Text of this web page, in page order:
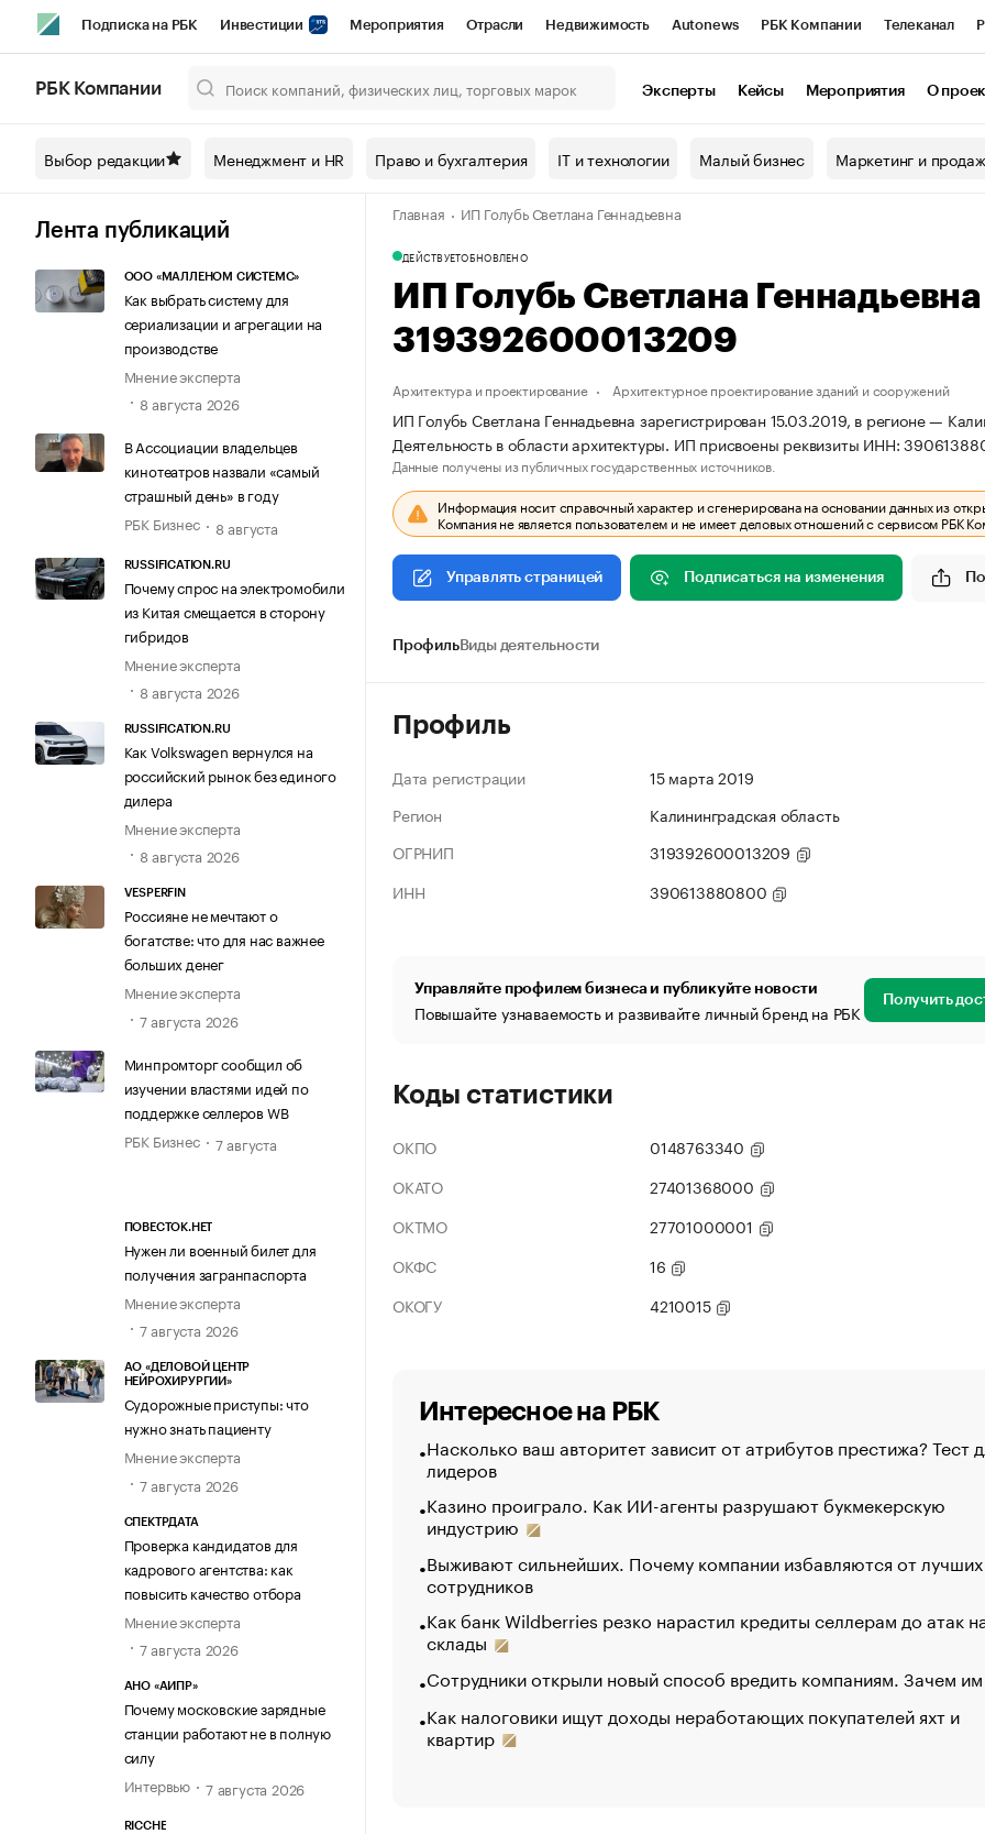
Подписка на РБК Инвестиции Мероприятия Отрасли Недвижимость Autonews РБК Компании Телеканал
Спецпроекты СПб Конференции СПб Спецпроекты Проверка контрагентов
Технологии и медиа Рынок наличной валюты
РБК Компании Эксперты Кейсы Мероприятия О
Выбор редакции Менеджмент и HR Право и бухгалтерия IT и технологии Малый бизнес Маркетинг и
Лента публикаций
ООО «МАЛЛЕНОМ СИСТЕМС»
Как выбрать систему для
сериализации и агрегации на
производстве
Мнение эксперта
8 августа 2026
В Ассоциации владельцев
кинотеатров назвали «самый
страшный день» в году
РБК Бизнес
8 августа
RUSSIFICATION.RU
Почему спрос на электромобили
из Китая смещается в сторону
гибридов
Мнение эксперта
8 августа 2026
RUSSIFICATION.RU
Как Volkswagen вернулся на
российский рынок без единого
дилера
Мнение эксперта
8 августа 2026
VESPERFIN
Россияне не мечтают о
богатстве: что для нас важнее
больших денег
Мнение эксперта
7 августа 2026
Минпромторг сообщил об
изучении властями идей по
поддержке селлеров WB
РБК Бизнес
7 августа
ПОВЕСТОК.НЕТ
Нужен ли военный билет для
получения загранпаспорта
Мнение эксперта
7 августа 2026
АО «ДЕЛОВОЙ ЦЕНТР
НЕЙРОХИРУРГИИ»
Судорожные приступы: что
нужно знать пациенту
Мнение эксперта
7 августа 2026
СПЕКТРДАТА
Проверка кандидатов для
кадрового агентства: как
повысить качество отбора
Мнение эксперта
7 августа 2026
АНО «АИПР»
Почему московские зарядные
станции работают не в полную
силу
Интервью
7 августа 2026
RICCHE
Главная ИП Голубь Светлана Геннадьевна
ДЕЙСТВУЕТОБНОВЛЕНО
ИП Голубь Светлана
319392600013209
Архитектура и проектирование Архитектурное проектирование зданий и сооружений
ИП Голубь Светлана Геннадьевна зарегистрирован 15.03.2019, в регионе —
Деятельность в области архитектуры. ИП присвоены реквизиты ИНН:
Данные получены из публичных государственных источников.
Информация носит справочный характер и сгенерирована на основании данных из
Компания не является пользователем и не имеет деловых отношений с сервисом РБК
Управлять страницей Подписаться на изменения
ПрофильВиды деятельности
Профиль
Дата регистрации
15 марта 2019
Регион
Калининградская область
ОГРНИП
319392600013209
ИНН
390613880800
Управляйте профилем бизнеса и публикуйте новости
Повышайте узнаваемость и развивайте личный бренд на РБК Получить
Коды статистики
ОКПО
0148763340
ОКАТО
27401368000
ОКТМО
27701000001
ОКФС
16
ОКОГУ
4210015
Интересное на РБК
Насколько ваш авторитет зависит от атрибутов престижа? Тест
лидеров
Казино проиграло. Как ИИ-агенты разрушают букмекерскую
индустрию
Выживают сильнейших. Почему компании избавляются от лучших
сотрудников
Как банк Wildberries резко нарастил кредиты селлерам до атак
склады
Сотрудники открыли новый способ вредить компаниям. Зачем
Как налоговики ищут доходы неработающих покупателей яхт и
квартир